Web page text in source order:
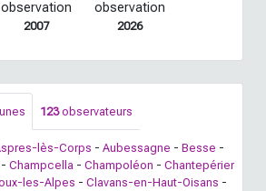
observation
2007
observation
2026
123observateurs
lès-Corps - Aubessagne - Besse -
- Champcella - Champoléon - Chantepérier
les-Alpes - Clavans-en-Haut-Oisans -